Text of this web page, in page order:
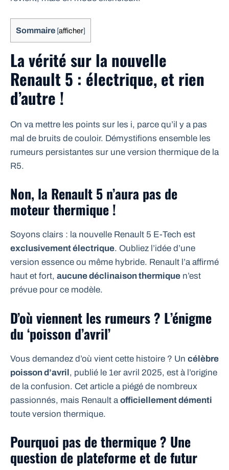
Sommaire [afficher]
La vérité sur la nouvelle
Renault 5 : électrique, et rien
d’autre !
On va mettre les points sur les i, parce qu’il y a pas
mal de bruits de couloir. Démystifions ensemble les
rumeurs persistantes sur une version thermique de la
R5.
Non, la Renault 5 n’aura pas de
moteur thermique !
Soyons clairs : la nouvelle Renault 5 E-Tech est
exclusivement électrique. Oubliez l’idée d’une
version essence ou même hybride. Renault l’a affirmé
haut et fort, aucune déclinaison thermique n’est
prévue pour ce modèle.
D’où viennent les rumeurs ? L’énigme
du ‘poisson d’avril’
Vous demandez d’où vient cette histoire ? Un célèbre
poisson d’avril, publié le 1er avril 2025, est à l’origine
de la confusion. Cet article a piégé de nombreux
passionnés, mais Renault a officiellement démenti
toute version thermique.
Pourquoi pas de thermique ? Une
question de plateforme et de futur